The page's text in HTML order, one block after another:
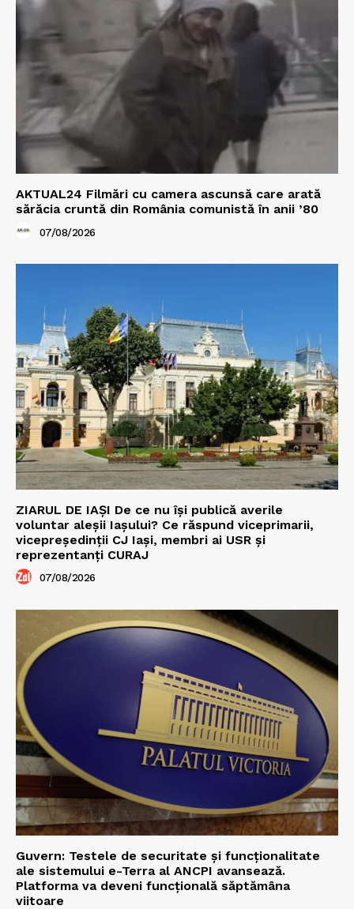
AKTUAL24 Filmări cu camera ascunsă care arată
sărăcia cruntă din România comunistă în anii ’80
07/08/2026
ZIARUL DE IAȘI De ce nu își publică averile
voluntar aleșii Iașului? Ce răspund viceprimarii,
vicepreședinții CJ Iași, membri ai USR și
reprezentanți CURAJ
07/08/2026
Guvern: Testele de securitate și funcționalitate
ale sistemului e-Terra al ANCPI avansează.
Platforma va deveni funcțională săptămâna
viitoare